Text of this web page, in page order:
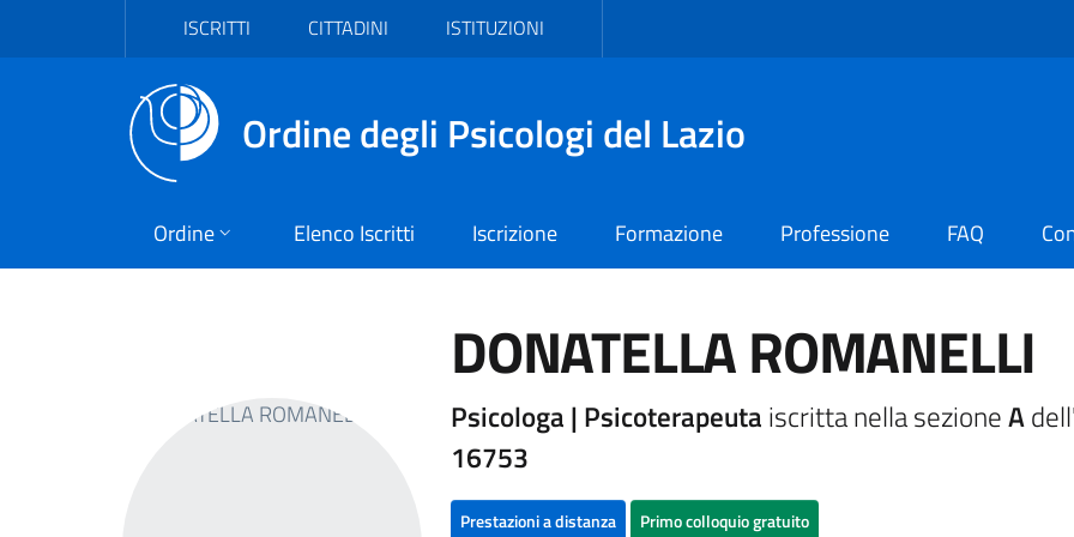
Vai al contenuto principale
ISCRITTI CITTADINI ISTITUZIONI
Ordine degli Psicologi del Lazio
Ordine Elenco Iscritti Iscrizione Formazione Professione FAQ
DONATELLA ROMANELLI
Psicologa | Psicoterapeuta iscritta nella sezioneA
16753
Prestazioni a distanza Primo colloquio gratuito